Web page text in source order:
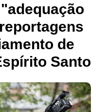
de
Santo